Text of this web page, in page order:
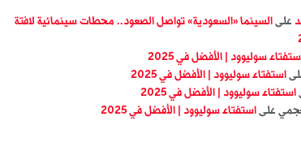
على السينما «السعودية» تواصل الصعود.. محطات سينمائية لافتة
سوليوود | الأفضل في 2025
استفتاء سوليوود | الأفضل في 2025
استفتاء سوليوود | الأفضل في 2025
على استفتاء سوليوود | الأفضل في 2025